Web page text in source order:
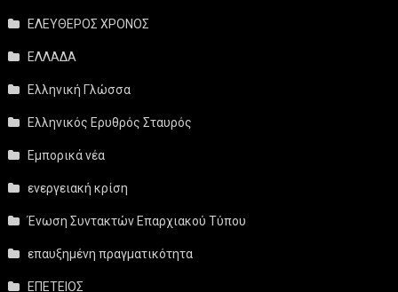
ΕΛΕΥΘΕΡΟΣ ΧΡΟΝΟΣ
ΕΛΛΑΔΑ
Ελληνική Γλώσσα
Ελληνικός Ερυθρός Σταυρός
Εμπορικά νέα
ενεργειακή κρίση
Ένωση Συντακτών Επαρχιακού Τύπου
επαυξημένη πραγματικότητα
ΕΠΕΤΕΙΟΣ